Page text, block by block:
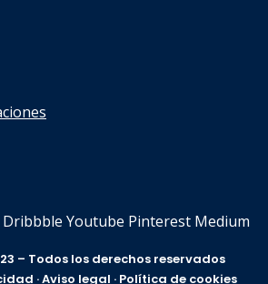
Dribbble Youtube Pinterest Medium
– Todos los derechos reservados
·Aviso legal · Política de cookies